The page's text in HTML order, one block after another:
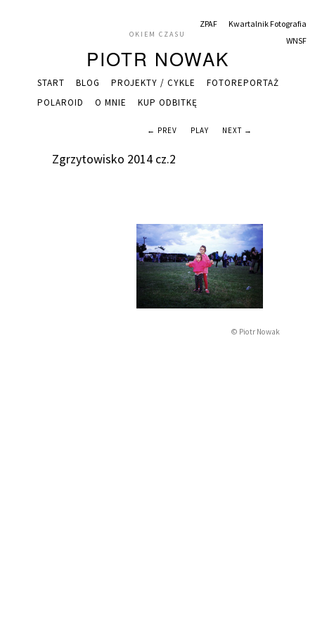
START BLOG PROJEKTY / CYKLE
FOTOREPORTAŻ
POLAROID
O MNIE KUP ODBITKĘ
ZPAF
Kwartalnik Fotografia
WNSF
OKIEM CZASU
PIOTR NOWAK
Zgrzytowisko 2014 cz.2
← PREV PLAY NEXT →
© Piotr Nowak